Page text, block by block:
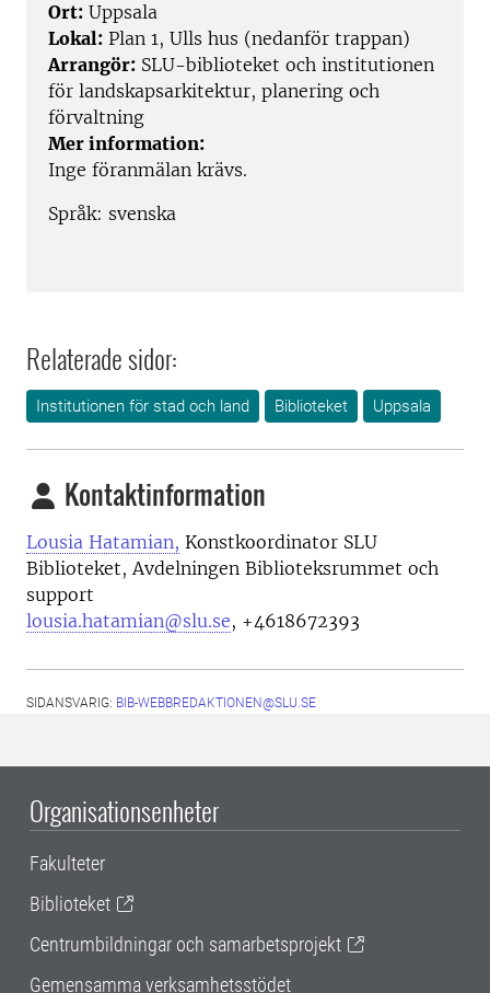
Ort: Uppsala
Lokal: Plan 1, Ulls hus (nedanför trappan)
Arrangör: SLU-biblioteket och institutionen
för landskapsarkitektur, planering och
förvaltning
Mer information:
Inge föranmälan krävs.
Språk: svenska
Relaterade sidor:
Institutionen för stad och land Biblioteket Uppsala
Kontaktinformation
Lousia Hatamian, Konstkoordinator SLU
Biblioteket, Avdelningen Biblioteksrummet och
support
lousia.hatamian@slu.se, +4618672393
SIDANSVARIG: BIB-WEBBREDAKTIONEN@SLU.SE
Organisationsenheter
Fakulteter
Biblioteket
Centrumbildningar och samarbetsprojekt
Gemensamma verksamhetsstödet